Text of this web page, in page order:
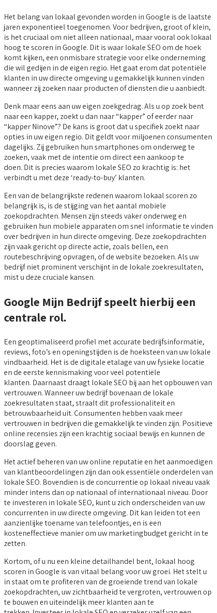
Het belang van lokaal gevonden worden in Google is de laatste
jaren exponentieel toegenomen. Voor bedrijven, groot of klein,
is het cruciaal om niet alleen nationaal, maar vooral ook lokaal
hoog te scoren in Google. Dit is waar lokale SEO om de hoek
komt kijken, een onmisbare strategie voor elke onderneming
die wil gedijen in de eigen regio. Het gaat erom dat potentiële
klanten in uw directe omgeving u gemakkelijk kunnen vinden
wanneer zij zoeken naar producten of diensten die u aanbiedt.
Denk maar eens aan uw eigen zoekgedrag. Als u op zoek bent
naar een kapper, zoekt u dan naar “kapper” of eerder naar
“kapper Ninove”? De kans is groot dat u specifiek zoekt naar
opties in uw eigen regio. Dit geldt voor miljoenen consumenten
dagelijks. Zij gebruiken hun smartphones om onderweg te
zoeken, vaak met de intentie om direct een aankoop te
doen. Dit is precies waarom lokale SEO zo krachtig is: het
verbindt u met deze ‘ready-to-buy’ klanten.
Een van de belangrijkste redenen waarom lokaal scoren zo
belangrijk is, is de stijging van het aantal mobiele
zoekopdrachten. Mensen zijn steeds vaker onderweg en
gebruiken hun mobiele apparaten om snel informatie te vinden
over bedrijven in hun directe omgeving. Deze zoekopdrachten
zijn vaak gericht op directe actie, zoals bellen, een
routebeschrijving opvragen, of de website bezoeken. Als uw
bedrijf niet prominent verschijnt in de lokale zoekresultaten,
mist u deze cruciale kansen.
Google Mijn Bedrijf speelt hierbij een
centrale rol.
Een geoptimaliseerd profiel met accurate bedrijfsinformatie,
reviews, foto’s en openingstijden is de hoeksteen van uw lokale
vindbaarheid. Het is de digitale etalage van uw fysieke locatie
en de eerste kennismaking voor veel potentiële
klanten. Daarnaast draagt lokale SEO bij aan het opbouwen van
vertrouwen. Wanneer uw bedrijf bovenaan de lokale
zoekresultaten staat, straalt dit professionaliteit en
betrouwbaarheid uit. Consumenten hebben vaak meer
vertrouwen in bedrijven die gemakkelijk te vinden zijn. Positieve
online recensies zijn een krachtig sociaal bewijs en kunnen de
doorslag geven.
Het actief beheren van uw online reputatie en het aanmoedigen
van klantbeoordelingen zijn dan ook essentiële onderdelen van
lokale SEO. Bovendien is de concurrentie op lokaal niveau vaak
minder intens dan op nationaal of internationaal niveau. Door
te investeren in lokale SEO, kunt u zich onderscheiden van uw
concurrenten in uw directe omgeving. Dit kan leiden tot een
aanzienlijke toename van telefoontjes, en is een
kosteneffectieve manier om uw marketingbudget gericht in te
zetten.
Kortom, of u nu een kleine detailhandel bent, lokaal hoog
scoren in Google is van vitaal belang voor uw groei. Het stelt u
in staat om te profiteren van de groeiende trend van lokale
zoekopdrachten, uw zichtbaarheid te vergroten, vertrouwen op
te bouwen en uiteindelijk meer klanten aan te